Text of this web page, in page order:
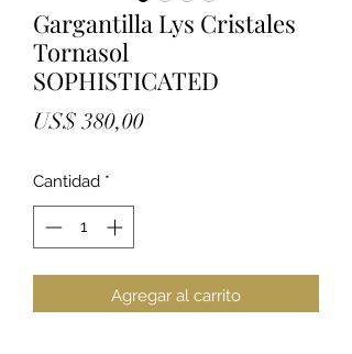
Gargantilla Lys Cristales
Tornasol
SOPHISTICATED
US$ 380,00Precio
Cantidad *
Agregar al carrito